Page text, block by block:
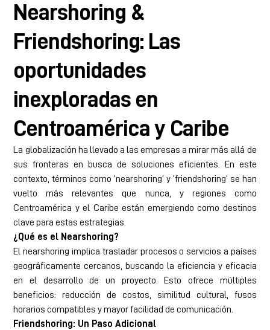
Nearshoring &
Friendshoring: Las
oportunidades
inexploradas en
Centroamérica y Caribe​
La globalización ha llevado a las empresas a mirar más allá de
sus fronteras en busca de soluciones eficientes. En este
contexto, términos como ‘nearshoring’ y ‘friendshoring’ se han
vuelto más relevantes que nunca, y regiones como
Centroamérica y el Caribe están emergiendo como destinos
clave para estas estrategias.
¿Qué es el Nearshoring?
El nearshoring implica trasladar procesos o servicios a países
geográficamente cercanos, buscando la eficiencia y eficacia
en el desarrollo de un proyecto. Esto ofrece múltiples
beneficios: reducción de costos, similitud cultural, fusos
horarios compatibles y mayor facilidad de comunicación.
Friendshoring: Un Paso Adicional